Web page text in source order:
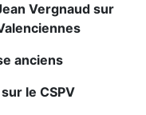
Vergnaud sur
anciens
le CSPV